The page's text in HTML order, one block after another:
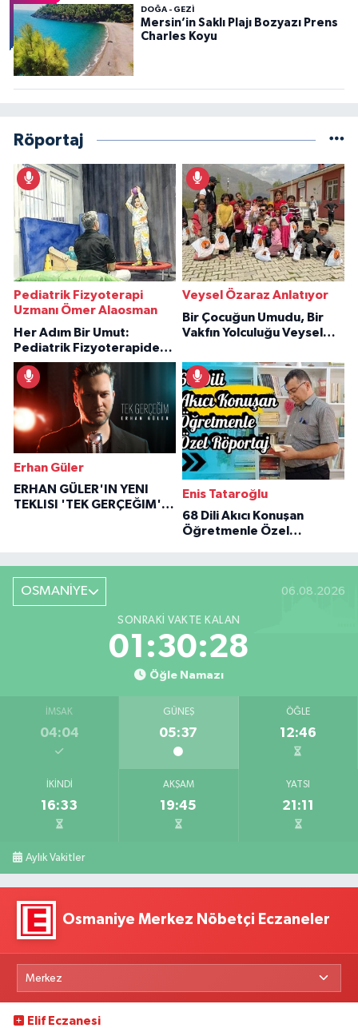
DOĞA - GEZI
Mersin’in Saklı Plajı Bozyazı Prens
Charles Koyu
Röportaj
Pediatrik Fizyoterapi
Uzmanı Ömer Alaosman
Her Adım Bir Umut:
Pediatrik Fizyoterapiden
İlham Veren Hikâyeler
Veysel Özaraz Anlatıyor
Bir Çocuğun Umudu, Bir
Vakfın Yolculuğu Veysel
Erhan Güler
ERHAN GÜLER'IN YENI
TEKLISI 'TEK GERÇEĞIM'LE
Enis Tataroğlu
68 Dili Akıcı Konuşan
Öğretmenle Özel
OSMANİYE 06.08.2026
SONRAKI VAKTE KALAN
01:30:26
Öğle Namazı
İMSAK
04:04
GÜNEŞ
05:37
ÖĞLE
12:46
İKINDI
16:33
AKŞAM
19:45
YATSI
21:11
Aylık Vakitler
Osmaniye Merkez Nöbetçi Eczaneler
Elif Eczanesi